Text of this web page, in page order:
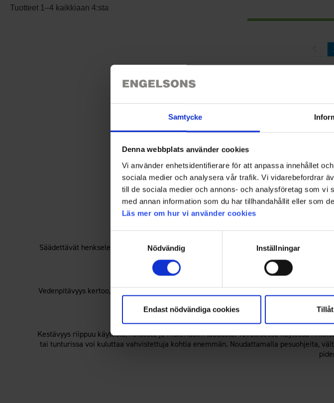
Samtycke
Denna webbplats använder cookies
Vi använder enhetsidentifierare för att anpassa innehållet
sociala medier och analysera vår trafik. Vi vidarebefordrar
till de sociala medier och annons- och analysföretag som
med annan information som du har tillhandahållit eller som
Läs mer om hur vi använder cookies
Nödvändig
Inställningar
Endast nödvändiga cookies
Tuotteet 1–4 kaikkiaan 4:sta
1
Kestää
Tuulenpitävä materiaali:Tarjoaa
Säädettävät toiminnot:
Kestävät kohdat:
Vahvistetut polvet,
Toimivat taskut:Tilaa varusteille ja pienille
RECCO-heijastimet:Lisää
Kysymyksiä ja
Säädettävät henkseleitä, huppuja ja lumilukot helpottavat asun mukauttamista sään ja
kehoa ja lämmittävä välikerros
Minkä korkuinen
Vedenpitävyys kertoo, kuinka paljon sadetta materiaali kestää ennen kuin se alkaa
Miten kauan
Kestävyys riippuu käytöstä, hoidosta ja materiaalin laadusta. Tavallisessa käytössä
tai tunturissa voi kuluttaa vahvistettuja kohtia enemmän. Noudattamalla pesuohjeita,